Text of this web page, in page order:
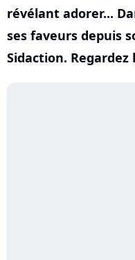
révélant adorer...
ses faveurs depuis
Sidaction. Regardez